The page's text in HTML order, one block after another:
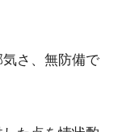
さ、無防備で